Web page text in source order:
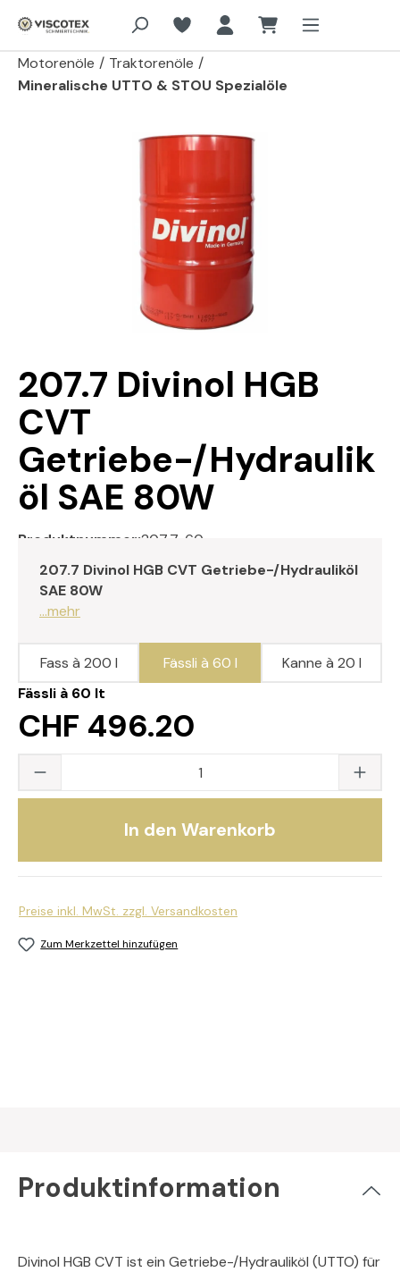
Zum Hauptinhalt springen
Motorenöle / Traktorenöle /
Mineralische UTTO & STOU Spezialöle
Bildergalerie überspringen
207.7 Divinol HGB
CVT
Getriebe-/Hydraulik
öl SAE 80W
Produktnummer:207.7-60
207.7 Divinol HGB CVT Getriebe-/Hydrauliköl
SAE 80W
...mehr
Fässli à 60 lt
CHF 496.20
Fass à 200 l Fässli à 60 l Kanne à 20 l
Produkt Anzahl: Gib den gewünschten
In den Warenkorb
Preise inkl. MwSt. zzgl. Versandkosten
Zum Merkzettel hinzufügen
Produktinformation
Divinol HGB CVT ist ein Getriebe-/Hydrauliköl (UTTO) für